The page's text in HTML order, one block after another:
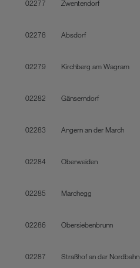
02277 Zwentendorf
02278 Absdorf
02279 Kirchberg am Wagram
02282 Gänserndorf
02283 Angern an der March
02284 Oberweiden
02285 Marchegg
02286 Obersiebenbrunn
02287 Straßhof an der Nordbahn